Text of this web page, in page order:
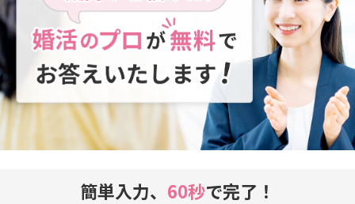
簡単入力、 60秒で完了！